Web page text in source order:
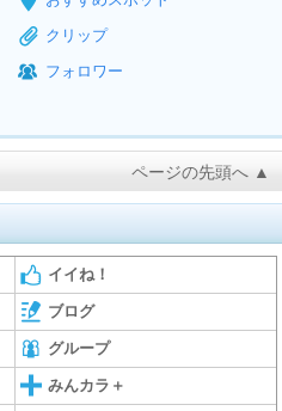
クリップ
フォロワー
ページの先頭へ ▲
イイね！
ブログ
グループ
みんカラ＋